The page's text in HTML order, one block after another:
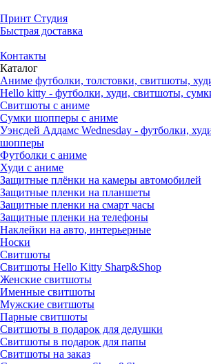
Принт Студия
Быстрая доставка
Контакты
Каталог
Аниме футболки, толстовки, свитшоты,
Hello kitty - футболки, худи, свитшоты,
Свитшоты с аниме
Сумки шопперы с аниме
Уэнсдей Аддамс Wednesday - футболки,
шопперы
Футболки с аниме
Худи с аниме
Защитные плёнки на камеры автомобилей
Защитные пленки на планшеты
Защитные пленки на смарт часы
Защитные пленки на телефоны
Наклейки на авто, интерьерные
Носки
Свитшоты
Cвитшоты Hello Kitty Sharp&Shop
Женские свитшоты
Именные свитшоты
Мужские свитшоты
Парные свитшоты
Свитшоты в подарок для дедушки
Свитшоты в подарок для папы
Свитшоты на заказ